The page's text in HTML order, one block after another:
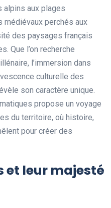
alpins aux plages
médiévaux perchés aux
des paysages français
Que l’on recherche
l’immersion dans
culturelle des
son caractère unique.
propose un voyage
du territoire, où histoire,
pour créer des
et leur majesté